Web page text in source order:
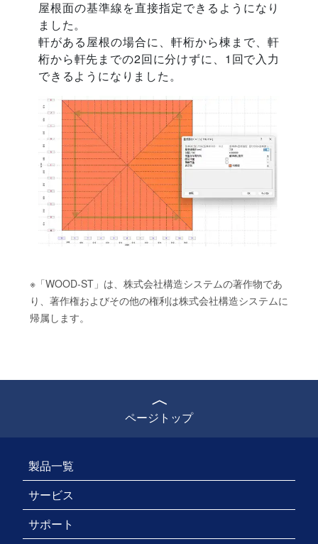
屋根面の基準線を直接指定できるようになり
ました。
軒がある屋根の場合に、軒桁から棟まで、軒
桁から軒先までの2回に分けずに、1回で入力
できるようになりました。
※「WOOD-ST」は、株式会社構造システムの著作物であ
り、著作権およびその他の権利は株式会社構造システムに
帰属します。
ページトップ
製品一覧
サービス
サポート